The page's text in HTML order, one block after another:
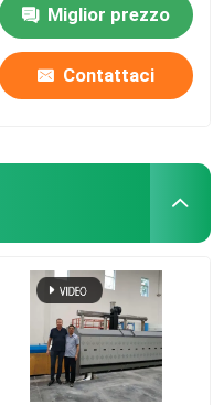
ceramiciMiglior prezzo
Contattaci